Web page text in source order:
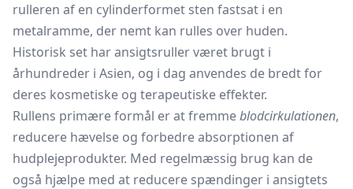
rulleren af en cylinderformet sten fastsat i en
metalramme, der nemt kan rulles over huden.
Historisk set har ansigtsruller været brugt i
århundreder i Asien, og i dag anvendes de bredt for
deres kosmetiske og terapeutiske effekter.
Rullens primære formål er at fremmeblodcirkulationen,
reducere hævelse og forbedre absorptionen af
hudplejeprodukter. Med regelmæssig brug kan de
også hjælpe med at reducere spændinger i ansigtets